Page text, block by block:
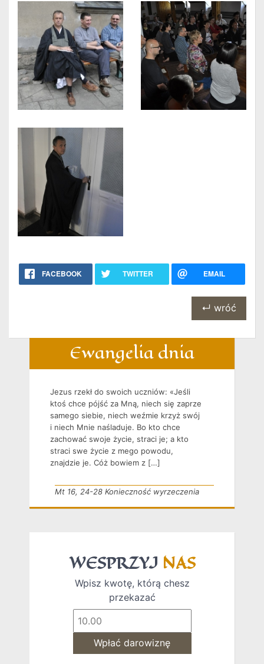
FACEBOOK TWITTER EMAIL
↵ wróć
Ewangelia dnia
Jezus rzekł do swoich uczniów: «Jeśli
ktoś chce pójść za Mną, niech się zaprze
samego siebie, niech weźmie krzyż swój
i niech Mnie naśladuje. Bo kto chce
zachować swoje życie, straci je; a kto
straci swe życie z mego powodu,
znajdzie je. Cóż bowiem z […]
Mt 16, 24-28 Konieczność wyrzeczenia
WESPRZYJ NAS
Wpisz kwotę, którą chesz
przekazać